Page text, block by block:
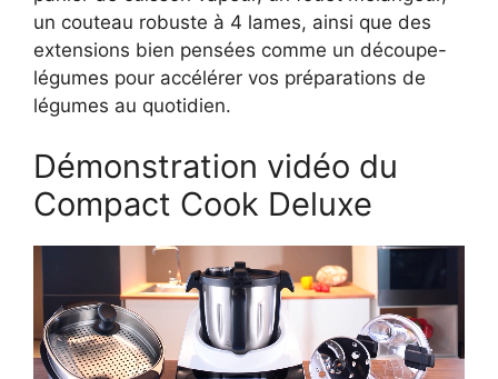
un couteau robuste à 4 lames, ainsi que des
extensions bien pensées comme un découpe-
légumes pour accélérer vos préparations de
légumes au quotidien.
Démonstration vidéo du
Compact Cook Deluxe